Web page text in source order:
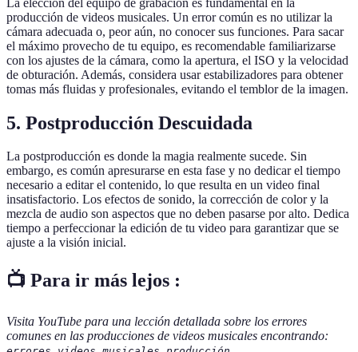
producción de videos musicales. Un error común es no utilizar la
cámara adecuada o, peor aún, no conocer sus funciones. Para sacar
el máximo provecho de tu equipo, es recomendable familiarizarse
con los ajustes de la cámara, como la apertura, el ISO y la velocidad
de obturación. Además, considera usar estabilizadores para obtener
tomas más fluidas y profesionales, evitando el temblor de la imagen.
5. Postproducción Descuidada
La postproducción es donde la magia realmente sucede. Sin
embargo, es común apresurarse en esta fase y no dedicar el tiempo
necesario a editar el contenido, lo que resulta en un video final
insatisfactorio. Los efectos de sonido, la corrección de color y la
mezcla de audio son aspectos que no deben pasarse por alto. Dedica
tiempo a perfeccionar la edición de tu video para garantizar que se
ajuste a la visión inicial.
📺 Para ir más lejos :
Visita YouTube para una lección detallada sobre los errores
comunes en las producciones de videos musicales encontrando: